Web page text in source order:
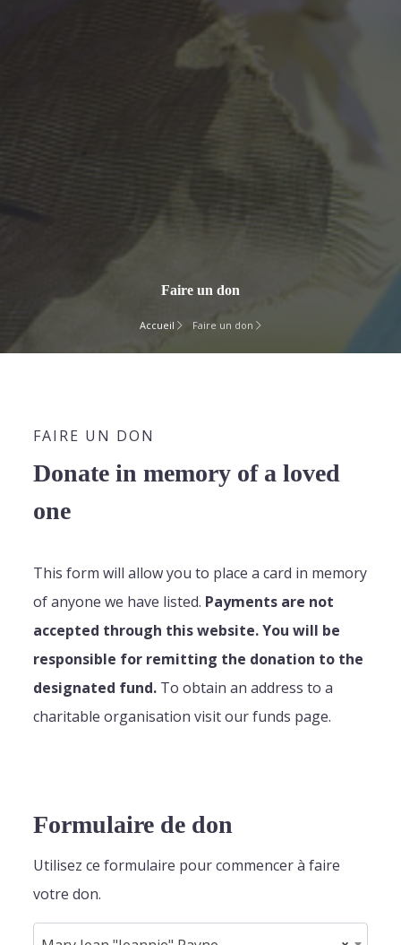
Faire un don
Accueil Faire un don
FAIRE UN DON
Donate in memory of a loved
one
This form will allow you to place a card in memory
of anyone we have listed. Payments are not
accepted through this website. You will be
responsible for remitting the donation to the
designated fund. To obtain an address to a
charitable organisation visit our funds page.
Formulaire de don
Utilisez ce formulaire pour commencer à faire
votre don.